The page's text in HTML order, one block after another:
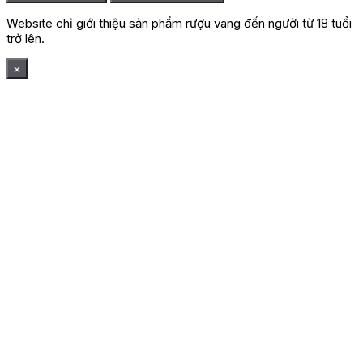
Website chỉ giới thiệu sản phẩm rượu vang đến người từ 18 tuổi
trở lên.
×